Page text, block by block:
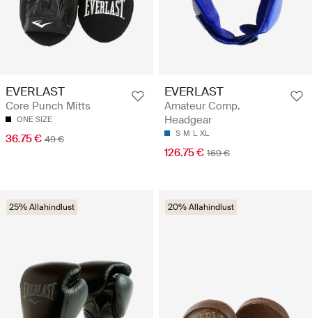
EVERLAST
Core Punch Mitts
ONE SIZE
36.75 € 49 €
EVERLAST
Amateur Comp.
Headgear
S M L XL
126.75 € 169 €
25% Allahindlust 20% Allahindlust